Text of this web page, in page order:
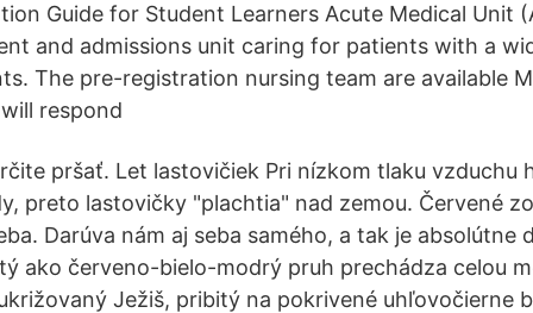
Guide for Student Learners Acute Medical Unit
and admissions unit caring for patients with a
The pre-registration nursing team are available
respond
pršať. Let lastovičiek Pri nízkom tlaku vzduchu
preto lastovičky "plachtia" nad zemou. Červené
Darúva nám aj seba samého, a tak je absolútne
ako červeno-bielo-modrý pruh prechádza celou
Ježiš, pribitý na pokrivené uhľovočierne